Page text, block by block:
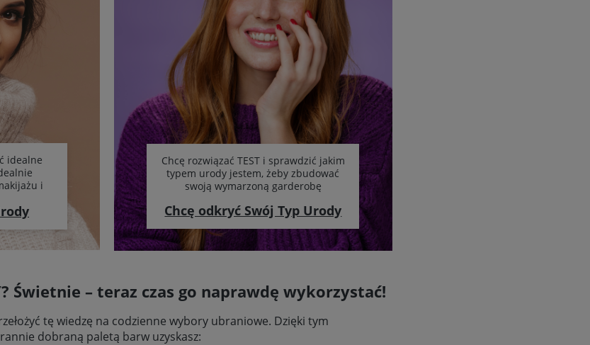
idealne
i
Chcę rozwiązać TEST i sprawdzić jakim
typem urody jestem, żeby zbudować
swoją wymarzoną garderobę
Chcę odkryć Swój Typ Urody
Świetnie – teraz czas go naprawdę wykorzystać!
tę wiedzę na codzienne wybory ubraniowe. Dzięki tym
dobraną paletą barw uzyskasz: